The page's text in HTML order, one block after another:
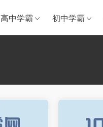
高中学霸 初中学霸